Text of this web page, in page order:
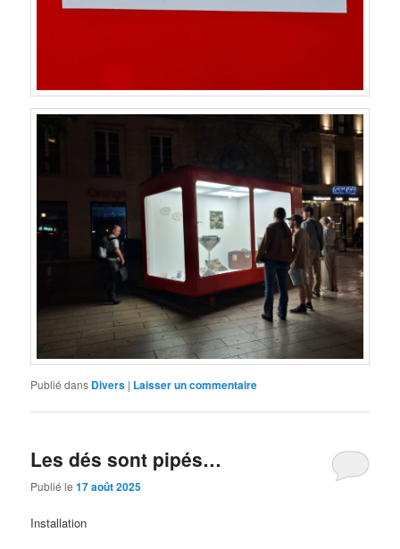
Publié dans Divers | Laisser un commentaire
Les dés sont pipés…
Publié le17 août 2025
Installation